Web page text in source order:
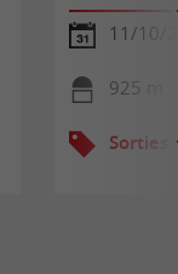
11/10/
925 m
Sorties